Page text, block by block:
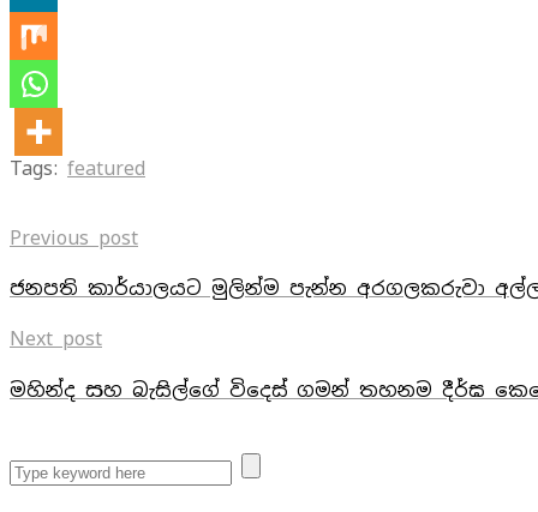
Tags: featured
Previous post
ජනපති කාර්යාලයට මුලින්ම පැන්න අරගලකරුවා
Next post
මහින්ද සහ බැසිල්ගේ විදෙස් ගමන් තහනම දීර්ඝ